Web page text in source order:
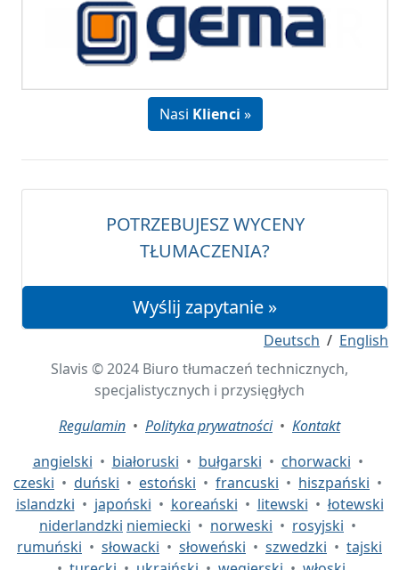
Nasi Klienci »
POTRZEBUJESZ WYCENY
TŁUMACZENIA?
Wyślij zapytanie »
Deutsch / English
Slavis © 2024 Biuro tłumaczeń technicznych,
specjalistycznych i przysięgłych
Regulamin • Polityka prywatności• Kontakt
angielski • białoruski • bułgarski • chorwacki •
czeski • duński • estoński • francuski • hiszpański •
islandzki • japoński • koreański • litewski • łotewski
niderlandzki niemiecki • norweski • rosyjski •
rumuński • słowacki • słoweński • szwedzki • tajski